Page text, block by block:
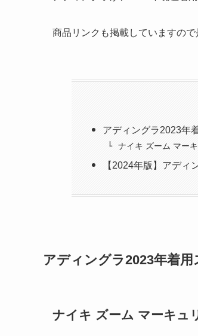
商品リンクも掲載していますので
アディングラ2023年
ナイキ ズーム マー
【2024年版】アディ
アディングラ2023年着用
ナイキ ズーム マーキュ